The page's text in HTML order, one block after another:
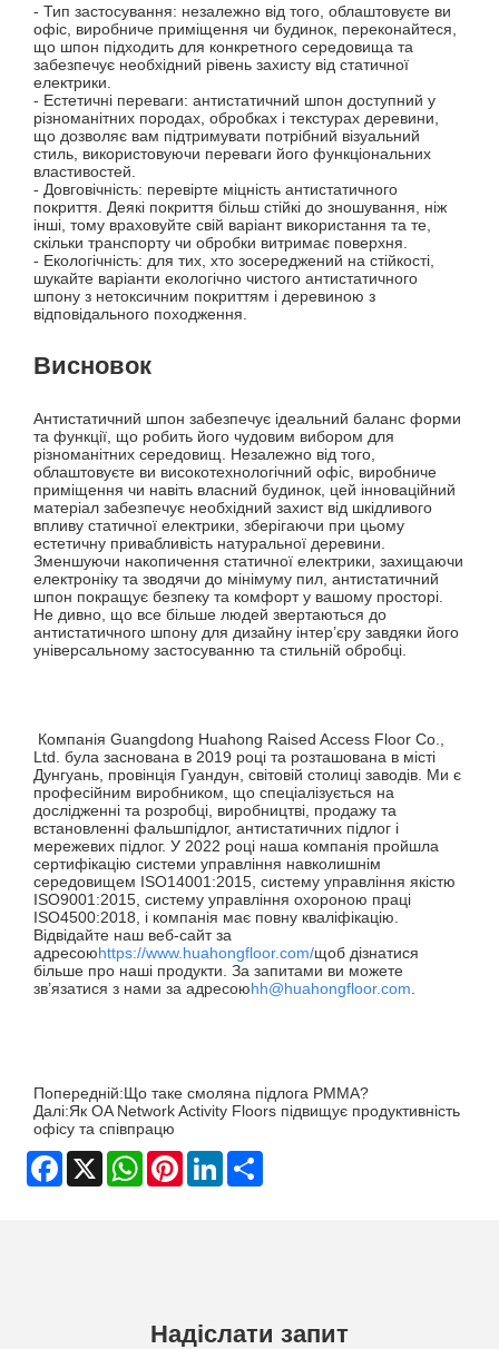
- Тип застосування: незалежно від того, облаштовуєте ви
офіс, виробниче приміщення чи будинок, переконайтеся,
що шпон підходить для конкретного середовища та
забезпечує необхідний рівень захисту від статичної
електрики.
- Естетичні переваги: ​​антистатичний шпон доступний у
різноманітних породах, обробках і текстурах деревини,
що дозволяє вам підтримувати потрібний візуальний
стиль, використовуючи переваги його функціональних
властивостей.
- Довговічність: перевірте міцність антистатичного
покриття. Деякі покриття більш стійкі до зношування, ніж
інші, тому враховуйте свій варіант використання та те,
скільки транспорту чи обробки витримає поверхня.
- Екологічність: для тих, хто зосереджений на стійкості,
шукайте варіанти екологічно чистого антистатичного
шпону з нетоксичним покриттям і деревиною з
відповідального походження.
Висновок
Антистатичний шпон забезпечує ідеальний баланс форми
та функції, що робить його чудовим вибором для
різноманітних середовищ. Незалежно від того,
облаштовуєте ви високотехнологічний офіс, виробниче
приміщення чи навіть власний будинок, цей інноваційний
матеріал забезпечує необхідний захист від шкідливого
впливу статичної електрики, зберігаючи при цьому
естетичну привабливість натуральної деревини.
Зменшуючи накопичення статичної електрики, захищаючи
електроніку та зводячи до мінімуму пил, антистатичний
шпон покращує безпеку та комфорт у вашому просторі.
Не дивно, що все більше людей звертаються до
антистатичного шпону для дизайну інтер’єру завдяки його
універсальному застосуванню та стильній обробці.
Компанія Guangdong Huahong Raised Access Floor Co.,
Ltd. була заснована в 2019 році та розташована в місті
Дунгуань, провінція Гуандун, світовій столиці заводів. Ми є
професійним виробником, що спеціалізується на
дослідженні та розробці, виробництві, продажу та
встановленні фальшпідлог, антистатичних підлог і
мережевих підлог. У 2022 році наша компанія пройшла
сертифікацію системи управління навколишнім
середовищем ISO14001:2015, систему управління якістю
ISO9001:2015, систему управління охороною праці
ISO4500:2018, і компанія має повну кваліфікацію.
Відвідайте наш веб-сайт за
адресоюhttps://www.huahongfloor.com/щоб дізнатися
більше про наші продукти. За запитами ви можете
зв’язатися з нами за адресоюhh@huahongfloor.com
Попередній:Що таке смоляна підлога PMMA?
Далі:Як OA Network Activity Floors підвищує продуктивність
офісу та співпрацю
Facebook
X WhatsAppPinterestLinkedIn
Надіслати запит